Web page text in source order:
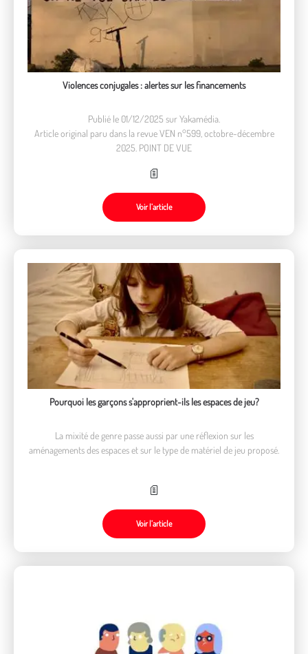
Violences conjugales : alertes sur les financements
Publié le 01/12/2025 sur Yakamédia.
Article original paru dans la revue VEN n°599, octobre-décembre
2025. POINT DE VUE
Voir l’article
Pourquoi les garçons s'approprient-ils les espaces de jeu?
La mixité de genre passe aussi par une réflexion sur les
aménagements des espaces et sur le type de matériel de jeu proposé.
Voir l’article